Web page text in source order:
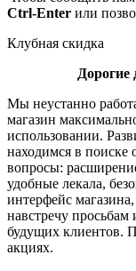
Ctrl-Enter или
Клубная скидка
Мы неустанно
магазин
использовании.
находимся в поиске
вопросы:
удобные лекала,
интерфейс
навстречу
будущих клиентов.
акциях.